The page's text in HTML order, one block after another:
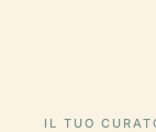
IL TUO